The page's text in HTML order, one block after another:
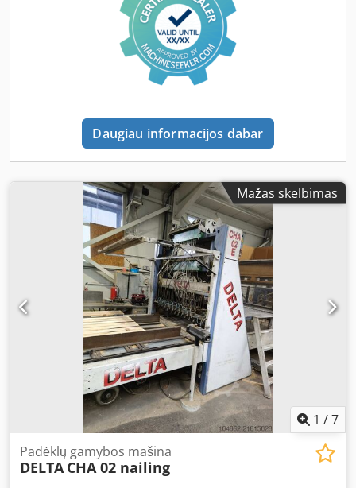
Daugiau informacijos dabar
Mažas skelbimas
1 /7
Padėklų gamybos mašina
DELTA CHA 02 nailing